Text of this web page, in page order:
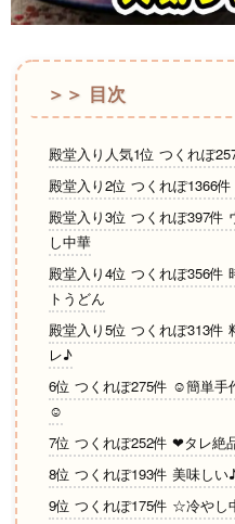
＞＞ 目次
殿堂入り人気1位 つくれぽ
殿堂入り2位 つくれぽ1366
殿堂入り3位 つくれぽ397件
し中華
殿堂入り4位 つくれぽ356件
トうどん
殿堂入り5位 つくれぽ313件
レ♪
6位 つくれぽ275件 ☺簡単手
☺
7位 つくれぽ252件 ❤タレ絶
8位 つくれぽ193件 美味し
9位 つくれぽ175件 ☆冷や